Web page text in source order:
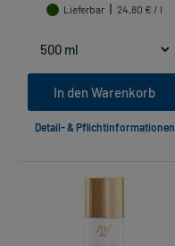
Lieferbar
24,80 € / l
In den Warenkorb
Detail- & Pflichtinformationen